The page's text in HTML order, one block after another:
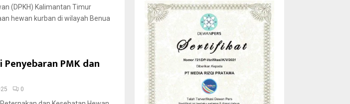
(DPKH) Kalimantan Timur
hewan kurban di wilayah Benua
PMK dan
0